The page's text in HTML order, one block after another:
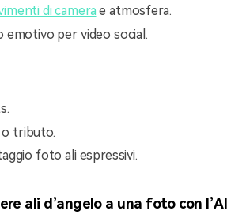
di camera e atmosfera.
per video social.
o tributo.
foto ali espressivi.
ali d’angelo a una foto con l’AI